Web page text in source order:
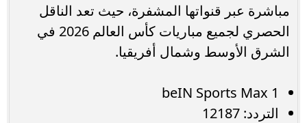
مباشرة عبر قنواتها المشفرة، حيث تعد الناقل
الحصري لجميع مباريات كأس العالم 2026 في
الشرق الأوسط وشمال أفريقيا.
beIN Sports Max 1
التردد: 12187